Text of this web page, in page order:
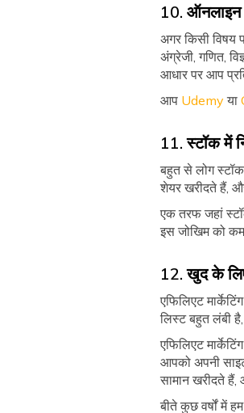
10. ऑनलाइन
अगर किसी विषय
अंग्रेजी, गणित,
आधार पर आप
आप Udemyया
11. स्टॉक में
बहुत से लोग
शेयर खरीदते हैं,
एक तरफ जहां
इस जोखिम को
12. खुद के
एफिलिएट
लिस्ट बहुत लंबी
एफिलिएट
आपको अपनी
सामान खरीदते हैं,
बीते कुछ वर्षों में